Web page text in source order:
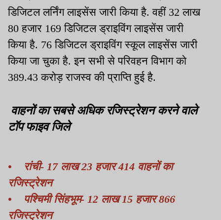
डिजिटल लर्निंग लाइसेंस जारी किया है. वहीं 32 लाख
80 हजार 169 डिजिटल ड्राइविंग लाइसेंस जारी
किया है. 76 डिजिटल ड्राइविंग स्कूल लाइसेंस जारी
किया जा चुका है. इन सभी से परिवहन विभाग को
389.43 करोड़ राजस्व की प्राप्ति हुई है.
वाहनों का सबसे अधिक रजिस्ट्रेशन करने वाले
टॉप फाइव जिले
• रांची- 17 लाख 23 हजार 414 वाहनों का
रजिस्ट्रेशन
• पश्चिमी सिंहभूम- 12 लाख 15 हजार 866
रजिस्ट्रेशन